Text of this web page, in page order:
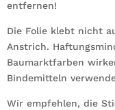
entfernen!
Die Folie klebt nicht
Anstrich.
Baumarktfarben
Bindemitteln
Wir empfehlen, die